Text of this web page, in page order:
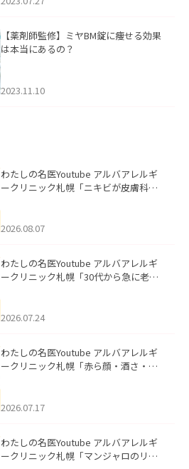
【薬剤師監修】ミヤBM錠に痩せる効果
は本当にあるの？
2023.11.10
わたしの名医Youtube アルバアレルギ
ークリニック札幌「ニキビが皮膚科で
ました。
2026.08.07
わたしの名医Youtube アルバアレルギ
ークリニック札幌「30代から急に老け
た。
2026.07.24
わたしの名医Youtube アルバアレルギ
ークリニック札幌「赤ら顔・酒さ・ニ
した。
2026.07.17
わたしの名医Youtube アルバアレルギ
ークリニック札幌「マンジャロのリア